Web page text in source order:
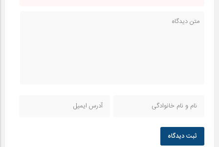
ثبت دیدگاه